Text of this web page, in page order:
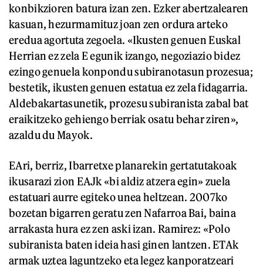
konbikzioren batura izan zen. Ezker abertzalearen
kasuan, hezurmamituz joan zen ordura arteko
eredua agortuta zegoela. «Ikusten genuen Euskal
Herrian ez zela E egunik izango, negoziazio bidez
ezingo genuela konpondu subiranotasun prozesua;
bestetik, ikusten genuen estatua ez zela fidagarria.
Aldebakartasunetik, prozesu subiranista zabal bat
eraikitzeko gehiengo berriak osatu behar ziren»,
azaldu du Mayok.
EAri, berriz, Ibarretxe planarekin gertatutakoak
ikusarazi zion EAJk «bi aldiz atzera egin» zuela
estatuari aurre egiteko unea heltzean. 2007ko
bozetan bigarren geratu zen Nafarroa Bai, baina
arrakasta hura ez zen aski izan. Ramirez: «Polo
subiranista baten ideia hasi ginen lantzen. ETAk
armak uztea laguntzeko eta legez kanporatzeari